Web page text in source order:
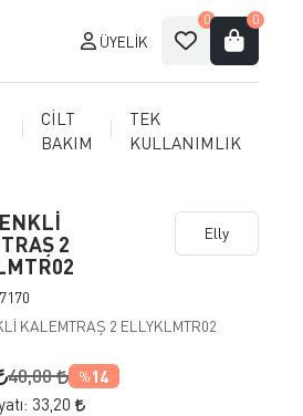
ÜYELIK
0 0
CİLT
BAKIM
TEK
KULLANIMLIK
2
Elly
KALEMTRAŞ 2 ELLYKLMTR02
40,00 % 14
33,20